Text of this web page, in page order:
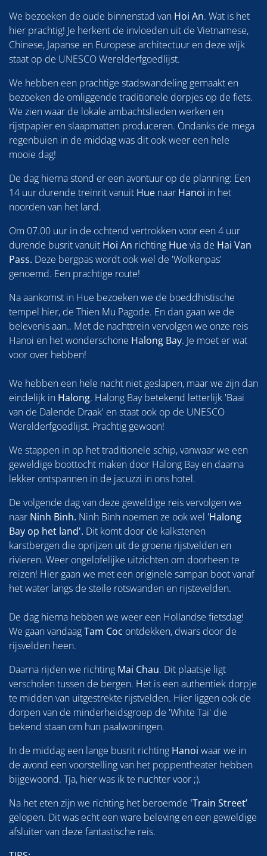
We bezoeken de oude binnenstad van Hoi An. Wat is het
hier prachtig! Je herkent de invloeden uit de Vietnamese,
Chinese, Japanse en Europese architectuur en deze wijk
staat op de UNESCO Werelderfgoedlijst.
We hebben een prachtige stadswandeling gemaakt en
bezoeken de omliggende traditionele dorpjes op de fiets.
We zien waar de lokale ambachtslieden werken en
rijstpapier en slaapmatten produceren. Ondanks de mega
regenbuien in de middag was dit ook weer een hele
mooie dag!
De dag hierna stond er een avontuur op de planning: Een
14 uur durende treinrit vanuit Hue naar Hanoi in het
noorden van het land.
Om 07.00 uur in de ochtend vertrokken voor een 4 uur
durende busrit vanuit Hoi An richting Huevia de Hai Van
Pass. Deze bergpas wordt ook wel de 'Wolkenpas'
genoemd. Een prachtige route!
Na aankomst in Hue bezoeken we de boeddhistische
tempel hier, de Thien Mu Pagode. En dan gaan we de
belevenis aan.. Met de nachttrein vervolgen we onze reis
Hanoi en het wonderschone Halong Bay. Je moet er wat
voor over hebben!
We hebben een hele nacht niet geslapen, maar we zijn dan
eindelijk in Halong. Halong Bay betekend letterlijk 'Baai
van de Dalende Draak' en staat ook op de UNESCO
Werelderfgoedlijst. Prachtig gewoon!
We stappen in op het traditionele schip, vanwaar we een
geweldige boottocht maken door Halong Bay en daarna
lekker ontspannen in de jacuzzi in ons hotel.
De volgende dag van deze geweldige reis vervolgen we
naar Ninh Binh. Ninh Binh noemen ze ook wel 'Halong
Bay op het land'. Dit komt door de kalkstenen
karstbergen die oprijzen uit de groene rijstvelden en
rivieren. Weer ongelofelijke uitzichten om doorheen te
reizen! Hier gaan we met een originele sampan boot vanaf
het water langs de steile rotswanden en rijstevelden.
De dag hierna hebben we weer een Hollandse fietsdag!
We gaan vandaagTam Coc ontdekken, dwars door de
rijsvelden heen.
Daarna rijden we richting Mai Chau. Dit plaatsje ligt
verscholen tussen de bergen. Het is een authentiek dorpje
te midden van uitgestrekte rijstvelden. Hier liggen ook de
dorpen van de minderheidsgroep de 'White Tai' die
bekend staan om hun paalwoningen.
In de middag een lange busrit richting Hanoi waar we in
de avond een voorstelling van het poppentheater hebben
bijgewoond. Tja, hier was ik te nuchter voor ;).
Na het eten zijn we richting het beroemde 'Train Street’
gelopen. Dit was echt een ware beleving en een geweldige
afsluiter van deze fantastische reis.